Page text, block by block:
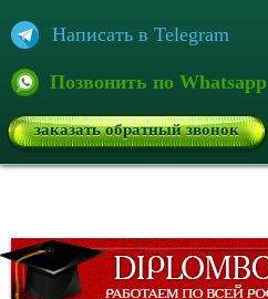
Написать в Telegram
Позвонить по Whatsapp
заказать обратный звонок